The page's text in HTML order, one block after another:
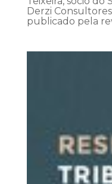
Derzi
publicado pela